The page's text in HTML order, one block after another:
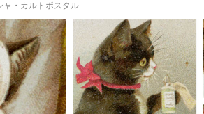
ャ・カルトポスタル